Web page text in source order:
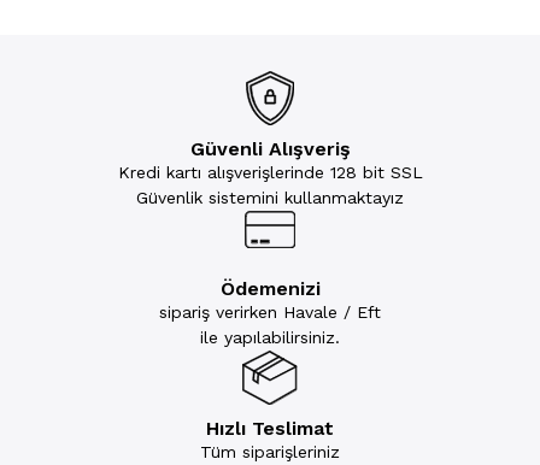
Güvenli Alışveriş
Kredi kartı alışverişlerinde 128 bit SSL
Güvenlik sistemini kullanmaktayız
Ödemenizi
sipariş verirken Havale / Eft
ile yapılabilirsiniz.
Hızlı Teslimat
Tüm siparişleriniz